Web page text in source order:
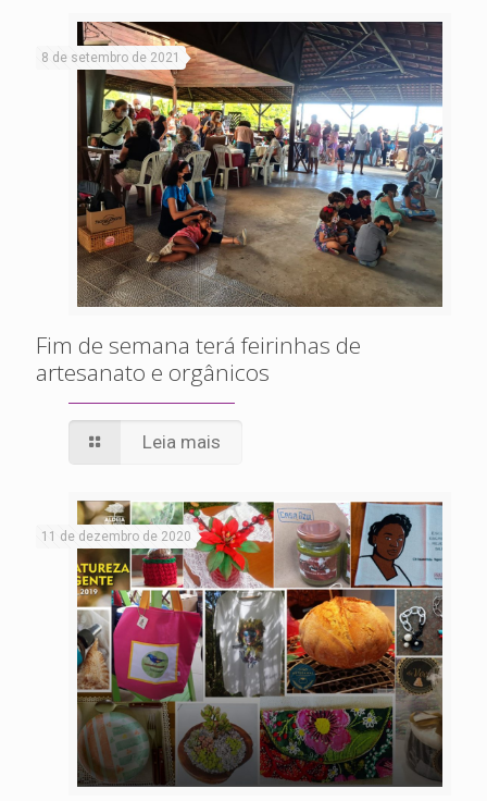
8 de setembro de 2021
Fim de semana terá feirinhas de
artesanato e orgânicos
Leia mais
11 de dezembro de 2020